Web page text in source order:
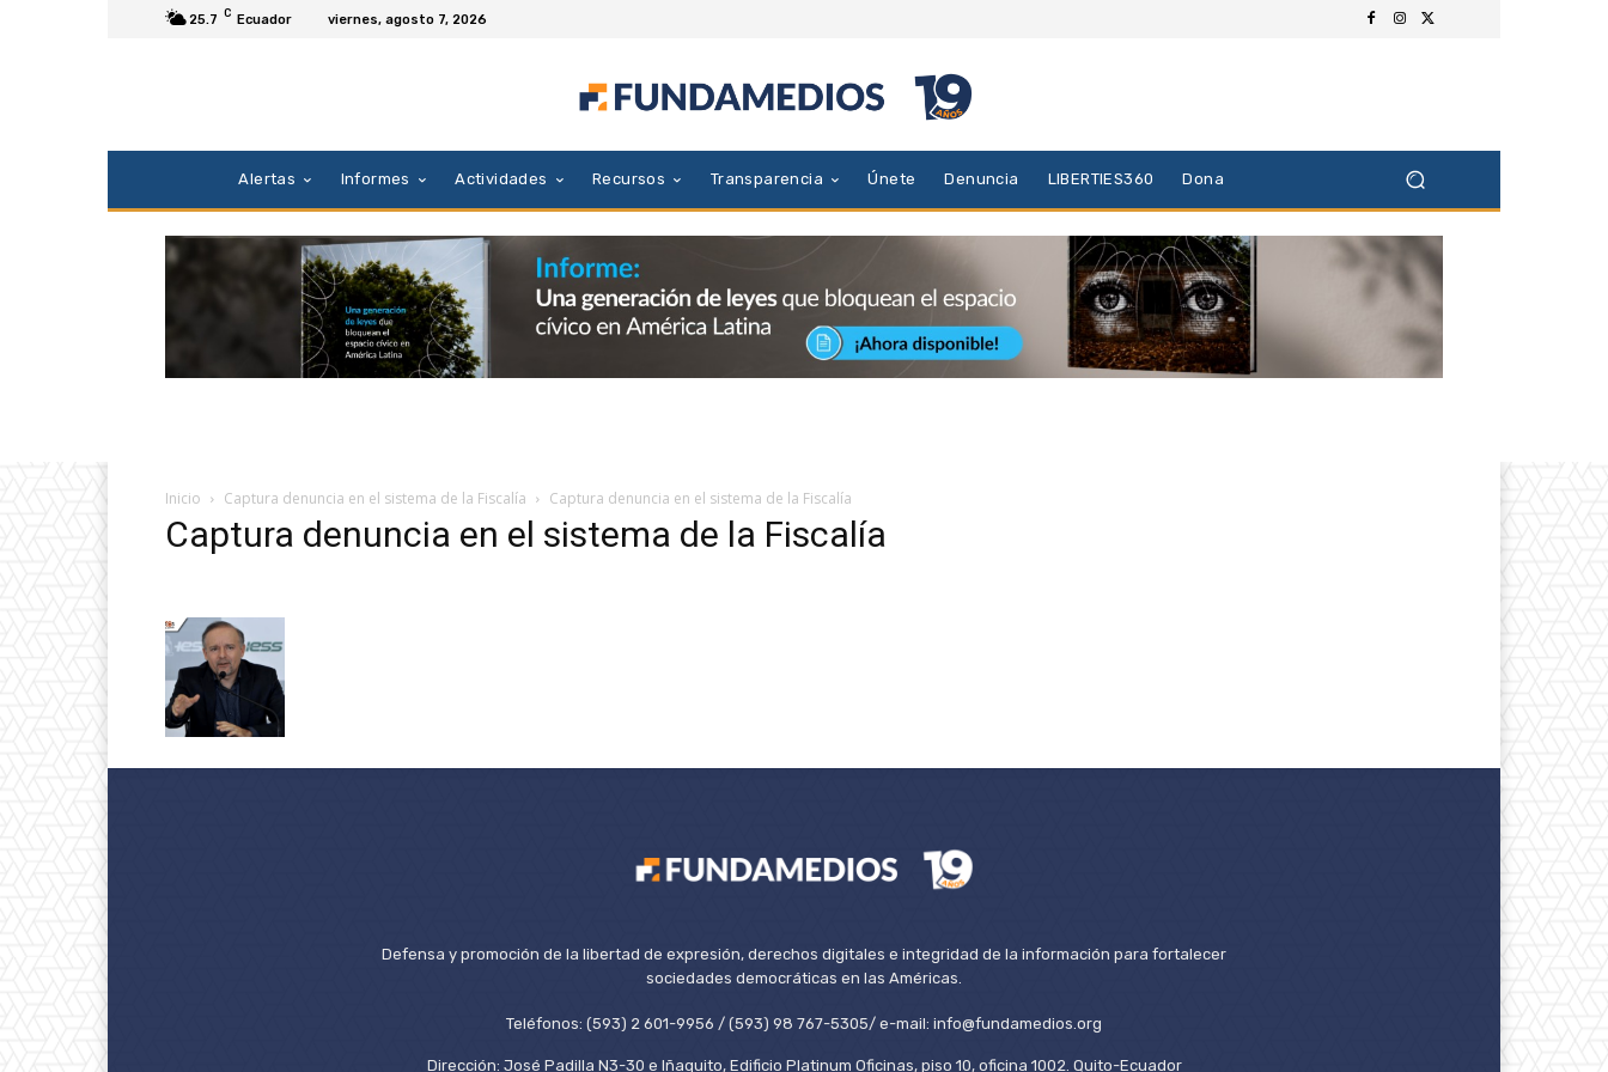
25.7 C Ecuador viernes, agosto 7, 2026
Alertas Informes Actividades Recursos Transparencia Únete Denuncia LIBERTIES360 Dona
Inicio Captura denuncia en el sistema de la Fiscalía Captura denuncia en el sistema de la Fiscalía
Captura denuncia en el sistema de la Fiscalía
Defensa y promoción de la libertad de expresión, derechos digitales e integridad de la información para fortalecer
sociedades democráticas en las Américas.
Teléfonos: (593) 2 601-9956 / (593) 98 767-5305/ e-mail: info@fundamedios.org
Dirección: José Padilla N3-30 e Iñaquito, Edificio Platinum Oficinas, piso 10, oficina 1002. Quito-Ecuador